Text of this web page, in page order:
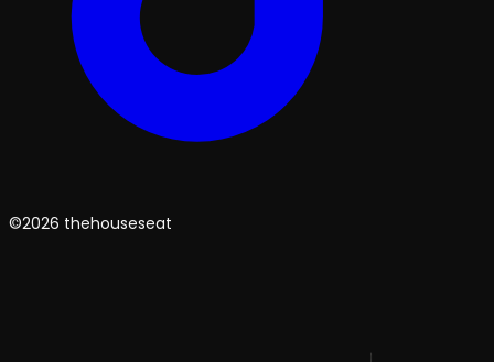
©2026 thehouseseat